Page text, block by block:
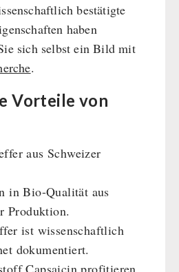
bestätigte
haben
sich selbst ein Bild mit
.
Vorteile von
aus Schweizer
in Bio-Qualität aus
Produktion.
ist wissenschaftlich
dokumentiert.
Capsaicin profitieren